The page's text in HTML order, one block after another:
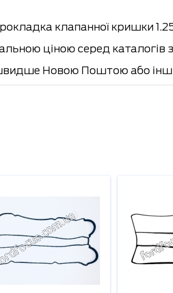
клапанної кришки
ціною серед каталогів
Новою Поштою або